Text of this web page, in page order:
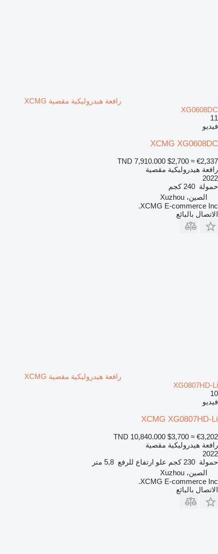
رافعة هيدروليكية مقصية XCMG
XG0608DC
11
فيديو
XCMG XG0608DC
TND 7,910.000 $2,700 ≈ €2,337
رافعة هيدروليكية مقصية
2022
حمولة 240 كجم
الصين، Xuzhou
XCMG E-commerce Inc.
الاتصال بالبائع
رافعة هيدروليكية مقصية XCMG
XG0807HD-Li
10
فيديو
XCMG XG0807HD-Li
TND 10,840.000 $3,700 ≈ €3,202
رافعة هيدروليكية مقصية
2022
حمولة 230 كجم علو ارتفاع للرفع 5,8 متر
الصين، Xuzhou
XCMG E-commerce Inc.
الاتصال بالبائع